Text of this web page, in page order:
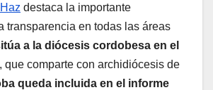
destaca la importante
transparencia en todas las áreas
a la diócesis cordobesa en el
, que comparte con archidiócesis de
queda incluida en el informe